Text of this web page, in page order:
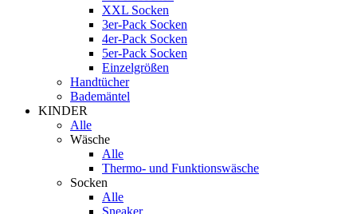
XXL Socken
3er-Pack Socken
4er-Pack Socken
5er-Pack Socken
Einzelgrößen
Handtücher
Bademäntel
KINDER
Alle
Wäsche
Alle
Thermo- und Funktionswäsche
Socken
Alle